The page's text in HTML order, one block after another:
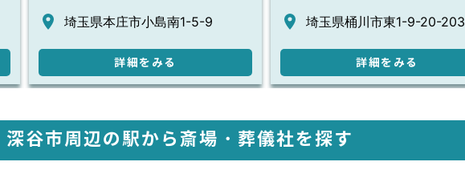
埼玉県本庄市小島南1-5-9
詳細をみる
埼玉県桶川市東1-9-20-203
詳細をみる
深谷市周辺の駅から斎場・葬儀社を探す